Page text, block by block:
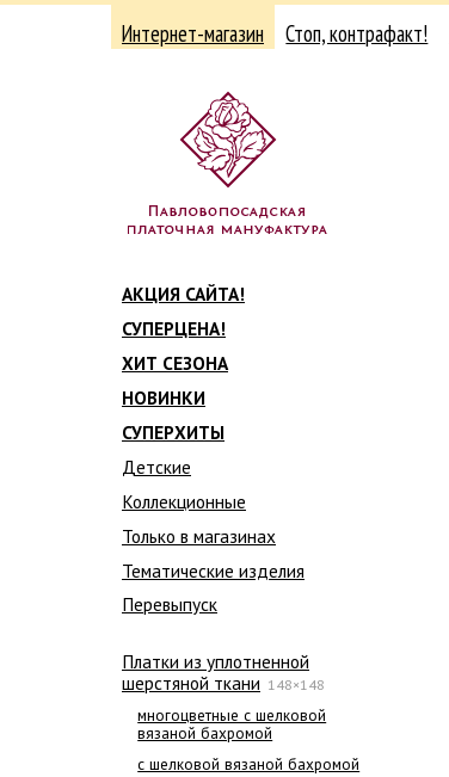
Интернет-магазин Стоп, контрафакт!
АКЦИЯ САЙТА!
СУПЕРЦЕНА!
ХИТ СЕЗОНА
НОВИНКИ
СУПЕРХИТЫ
Детские
Коллекционные
Только в магазинах
Тематические изделия
Перевыпуск
Платки из уплотненной
шерстяной ткани 148×148
многоцветные с шелковой
вязаной бахромой
с шелковой вязаной бахромой